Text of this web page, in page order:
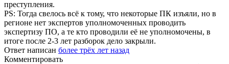
преступления.
PS: Тогда свелось всё к тому, что некоторые ПК изъяли, но в
регионе нет экспертов уполномоченных проводить
экспертизу ПО, а те кто проводили её не уполномочены, в
итоге после 2-3 лет разборок дело закрыли.
Ответ написан более трёх лет назад
Комментировать